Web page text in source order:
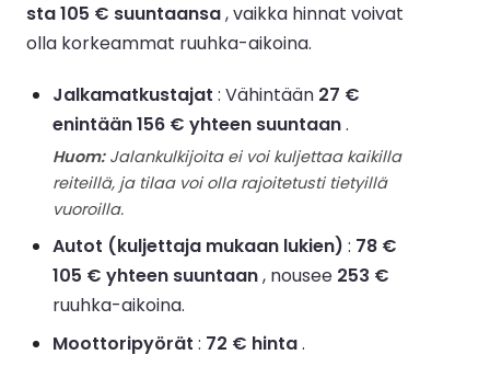
sta 105 € suuntaansa, vaikka hinnat voivat
olla korkeammat ruuhka-aikoina.
Jalkamatkustajat : Vähintään 27 €
enintään 156 € yhteen suuntaan.
Huom:Jalankulkijoita ei voi kuljettaa kaikilla
reiteillä, ja tilaa voi olla rajoitetusti tietyillä
vuoroilla.
Autot (kuljettaja mukaan lukien) : 78 €
105 € yhteen suuntaan, nousee 253 €
ruuhka-aikoina.
Moottoripyörät : 72 € hinta.